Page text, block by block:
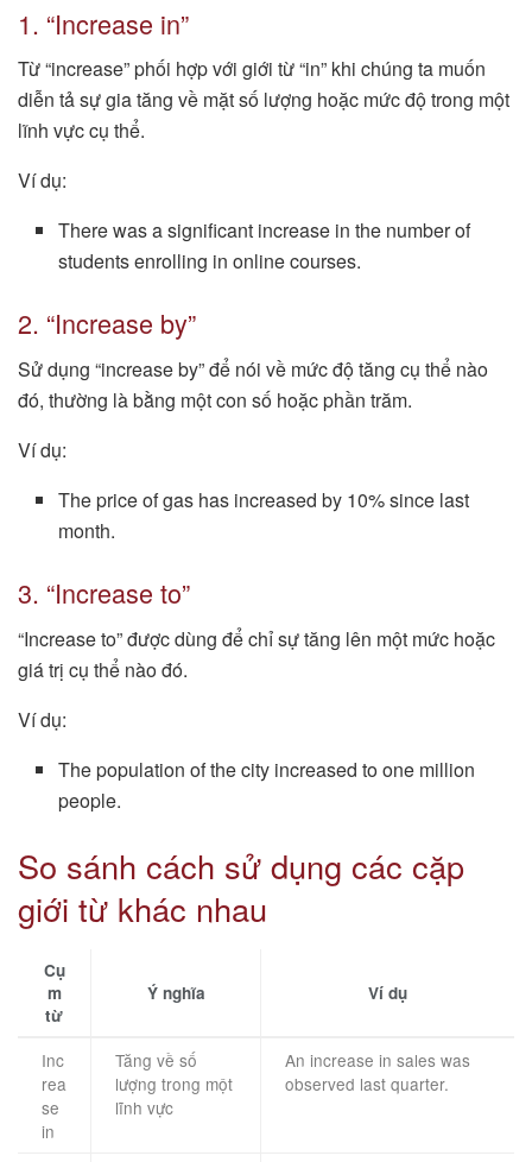
1. “Increase in”
Từ “increase” phối hợp với giới từ “in” khi chúng ta muốn
diễn tả sự gia tăng về mặt số lượng hoặc mức độ trong một
lĩnh vực cụ thể.
Ví dụ:
There was a significant increase in the number of
students enrolling in online courses.
2. “Increase by”
Sử dụng “increase by” để nói về mức độ tăng cụ thể nào
đó, thường là bằng một con số hoặc phần trăm.
Ví dụ:
The price of gas has increased by 10% since last
month.
3. “Increase to”
“Increase to” được dùng để chỉ sự tăng lên một mức hoặc
giá trị cụ thể nào đó.
Ví dụ:
The population of the city increased to one million
people.
So sánh cách sử dụng các cặp
giới từ khác nhau
Cụ
m
từ
Ý nghĩa Ví dụ
Inc
rea
se
in
Tăng về số
lượng trong một
lĩnh vực
An increase in sales was
observed last quarter.